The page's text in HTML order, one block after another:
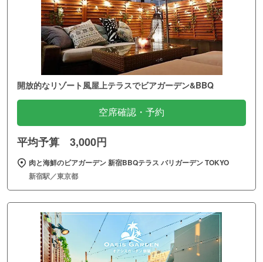
開放的なリゾート風屋上テラスでビアガーデン&BBQ
空席確認・予約
平均予算 3,000円
肉と海鮮のビアガーデン 新宿BBQテラス バリガーデン TOKYO
新宿駅／東京都